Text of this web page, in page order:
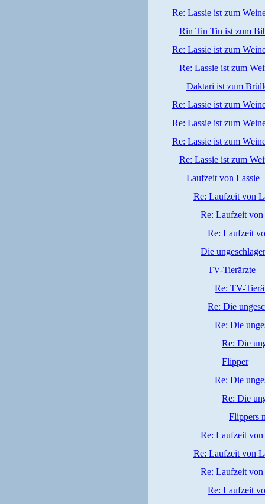
Re: Lassie ist zum
Rin Tin Tin ist zum
Re: Lassie ist zum
Re: Lassie ist zum
Daktari ist zum
Re: Lassie ist zum
Re: Lassie ist zum
Re: Lassie ist zum
Re: Lassie ist zum
Laufzeit von Lassie
Re: Laufzeit von
Re: Laufzeit von
Re: Laufzeit
Die
TV-Tierärzte
Re: TV-
Re: Die
Re: Die
Re: Die
Flipper
Re: Die
Re: Die
Flippers
Re: Laufzeit von
Re: Laufzeit von
Re: Laufzeit von
Re: Laufzeit